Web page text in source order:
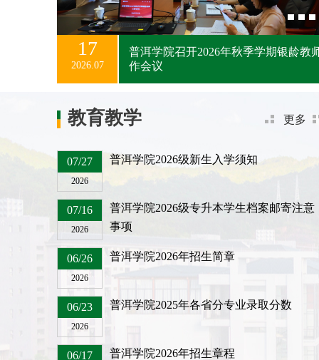
普洱学院召开2026年秋季学期银龄教
作会议
17
2026.07
更多
教育教学
07/27
2026
普洱学院2026级新生入学须知
07/16
2026
普洱学院2026级专升本学生档案邮寄注意
事项
06/26
2026
普洱学院2026年招生简章
06/23
2026
普洱学院2025年各省分专业录取分数
06/17 普洱学院2026年招生章程